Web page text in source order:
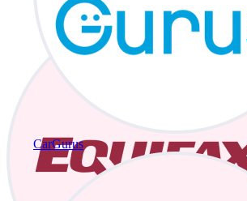
CarGurus